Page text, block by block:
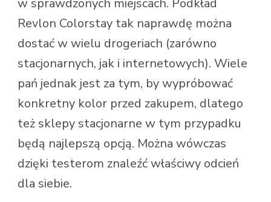
Revlon Colorstay tak naprawdę można
dostać w wielu drogeriach (zarówno
stacjonarnych, jak i internetowych). Wiele
pań jednak jest za tym, by wypróbować
konkretny kolor przed zakupem, dlatego
też sklepy stacjonarne w tym przypadku
będą najlepszą opcją. Można wówczas
dzięki testerom znaleźć właściwy odcień
dla siebie.